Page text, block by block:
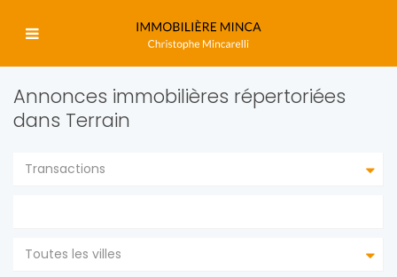
Annonces immobilières répertoriées
dans Terrain
Transactions
Toutes les villes